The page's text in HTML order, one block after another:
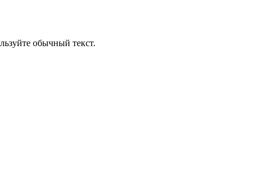
обычный текст.